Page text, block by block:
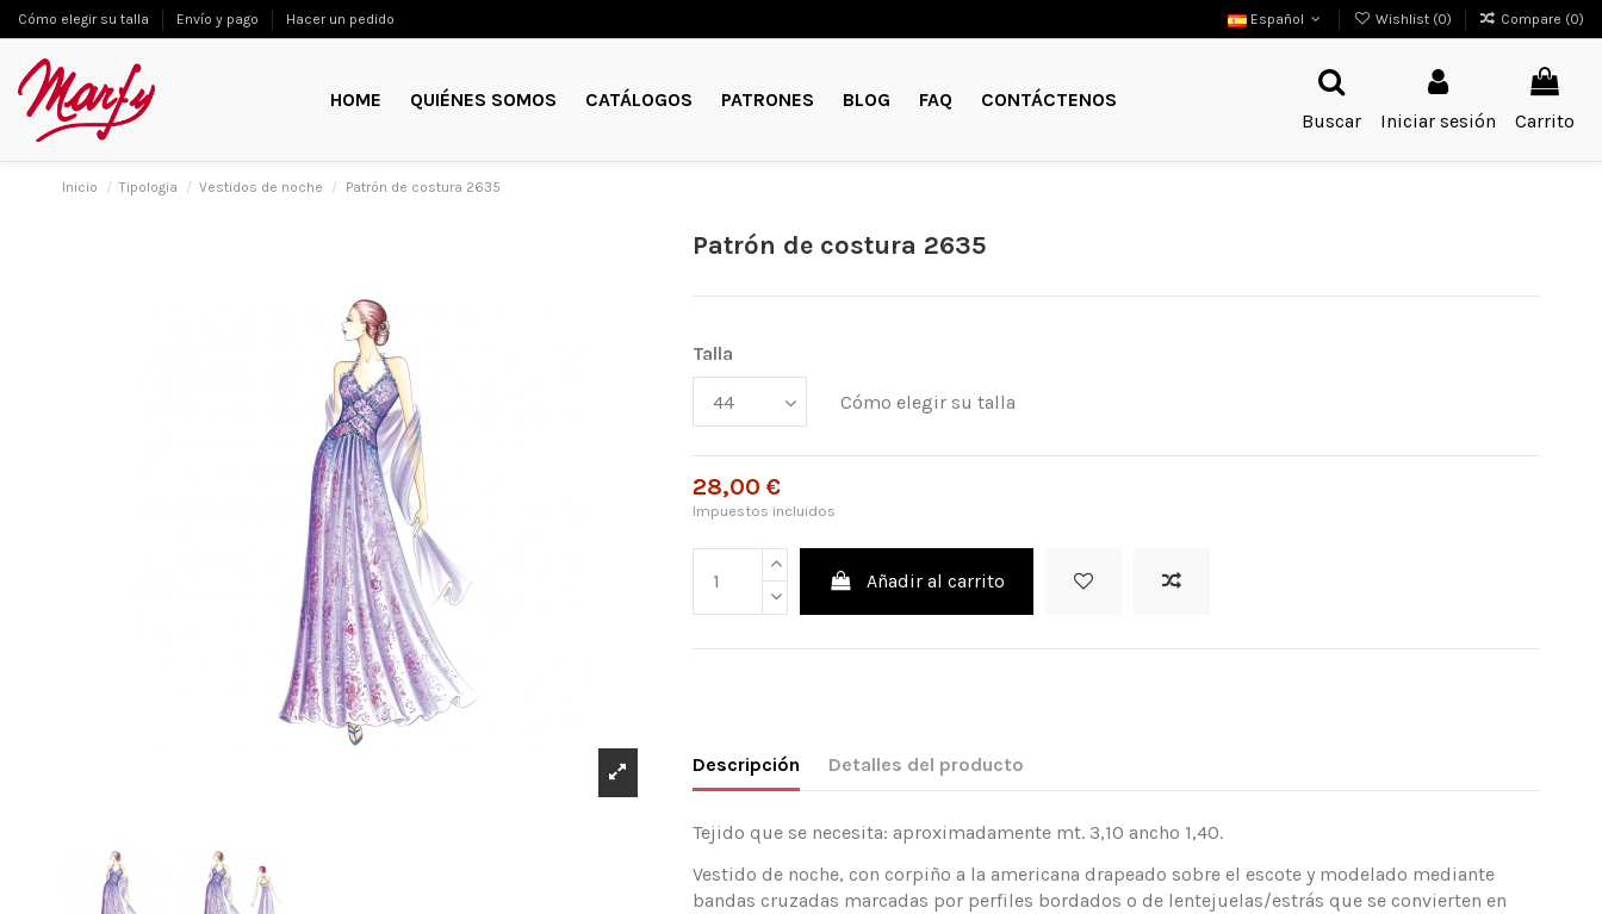
Cómo elegir su talla Envío y pago Hacer un pedido Español Wishlist (0) Compare (0)
HOME QUIÉNES SOMOS CATÁLOGOS PATRONES BLOG FAQ
CONTÁCTENOS
Buscar
Iniciar sesión Carrito
Inicio Tipologia Vestidos de noche Patrón de costura 2635
Patrón de costura 2635
Talla
Cómo elegir su talla
28,00 €
Impuestos incluidos
Añadir al carrito
Descripción Detalles del producto
Tejido que se necesita: aproximadamente mt. 3,10 ancho 1,40.
Vestido de noche, con corpiño a la americana drapeado sobre el escote y modelado mediante
bandas cruzadas marcadas por perfiles bordados o de lentejuelas/estrás que se convierten en